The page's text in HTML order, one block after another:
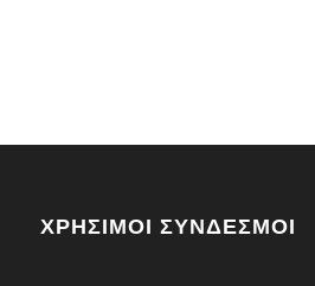
ΧΡΗΣΙΜΟΙ ΣΥΝΔΕΣΜΟΙ